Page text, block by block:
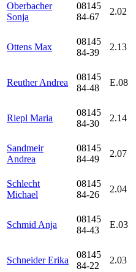
Oberbacher
Sonja
08145
84-67
2.02
Ottens Max
08145
84-39
2.13
Reuther Andrea
08145
84-48
E.08
Riepl Maria
08145
84-30
2.14
Sandmeir
Andrea
08145
84-49
2.07
Schlecht
Michael
08145
84-26
2.04
Schmid Anja
08145
84-43
E.03
Schneider Erika
08145
84-22
2.03